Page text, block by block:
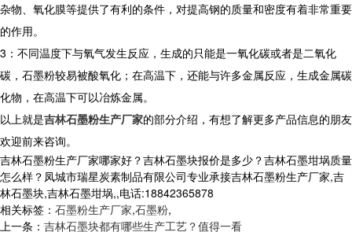
杂物、氧化膜等提供了有利的条件，对提高钢的质量和密度有着非常重要
的作用。
3：不同温度下与氧气发生反应，生成的只能是一氧化碳或者是二氧化
碳，石墨粉较易被酸氧化；在高温下，还能与许多金属反应，生成金属碳
化物，在高温下可以冶炼金属。
以上就是吉林石墨粉生产厂家的部分介绍，有想了解更多产品信息的朋友
欢迎前来咨询。
吉林石墨粉生产厂家哪家好？吉林石墨块报价是多少？吉林石墨坩埚质量
怎么样？凤城市瑞星炭素制品有限公司专业承接吉林石墨粉生产厂家,吉
林石墨块,吉林石墨坩埚,,电话:18842365878
相关标签： 石墨粉生产厂家,石墨粉,
上一条： 吉林石墨块都有哪些生产工艺？值得一看